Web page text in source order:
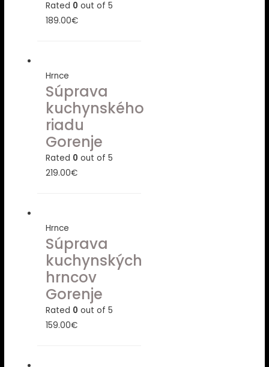
Rated 0 out of 5
189.00€
Hrnce
Súprava
kuchynského
riadu
Gorenje
Rated 0 out of 5
219.00€
Hrnce
Súprava
kuchynských
hrncov
Gorenje
Rated 0 out of 5
159.00€